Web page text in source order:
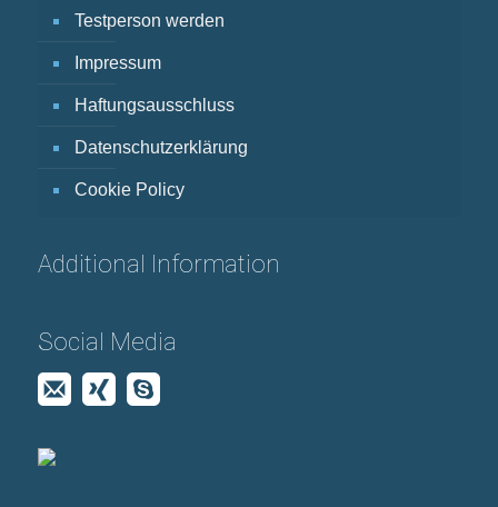
Testperson werden
Impressum
Haftungsausschluss
Datenschutzerklärung
Cookie Policy
Additional Information
Social Media